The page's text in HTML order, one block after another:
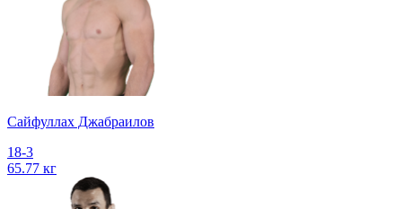
Сайфуллах Джабраилов
18-3
65.77 кг